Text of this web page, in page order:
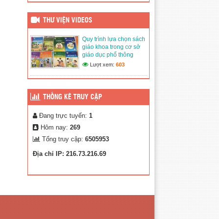
dục phổ thông
Thư Viện Ảnh
(02/03/2020)
THƯ VIỆN VIDEOS
Quy trình lựa chọn sách
giáo khoa trong cơ sở
giáo dục phổ thông
Lượt xem: 603
THỐNG KÊ TRUY CẬP
Đang trực tuyến: 1
Hôm nay: 269
Tổng truy cập: 6505953
Địa chỉ IP: 216.73.216.69